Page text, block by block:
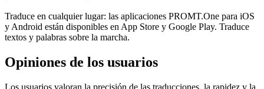
Traduce en cualquier lugar: las aplicaciones PROMT.One para iOS
y Android están disponibles en App Store y Google Play. Traduce
textos y palabras sobre la marcha.
Opiniones de los usuarios